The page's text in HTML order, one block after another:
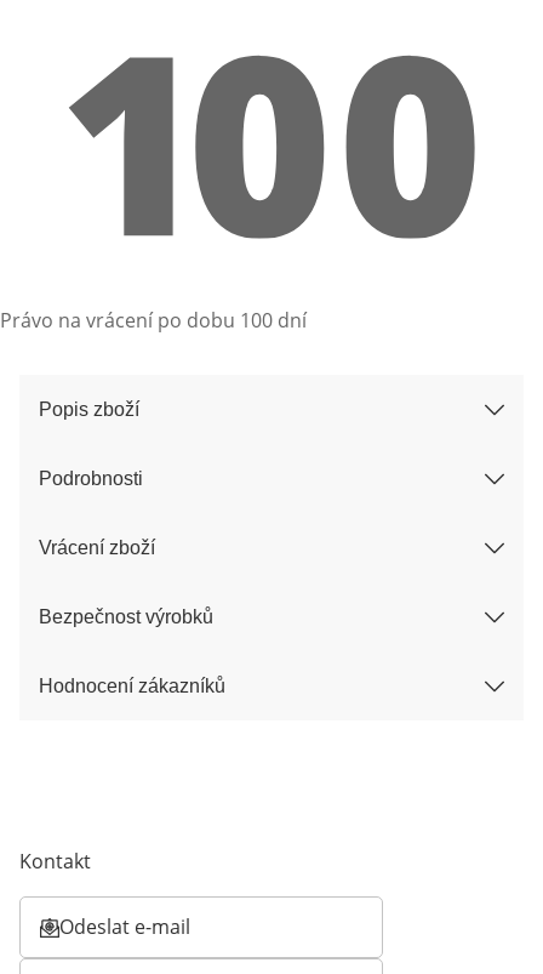
Právo na vrácení po dobu 100 dní
Popis zboží
Podrobnosti
Vrácení zboží
Bezpečnost výrobků
Hodnocení zákazníků
Kontakt
Odeslat e-mail
Otevírá e-mailového klienta